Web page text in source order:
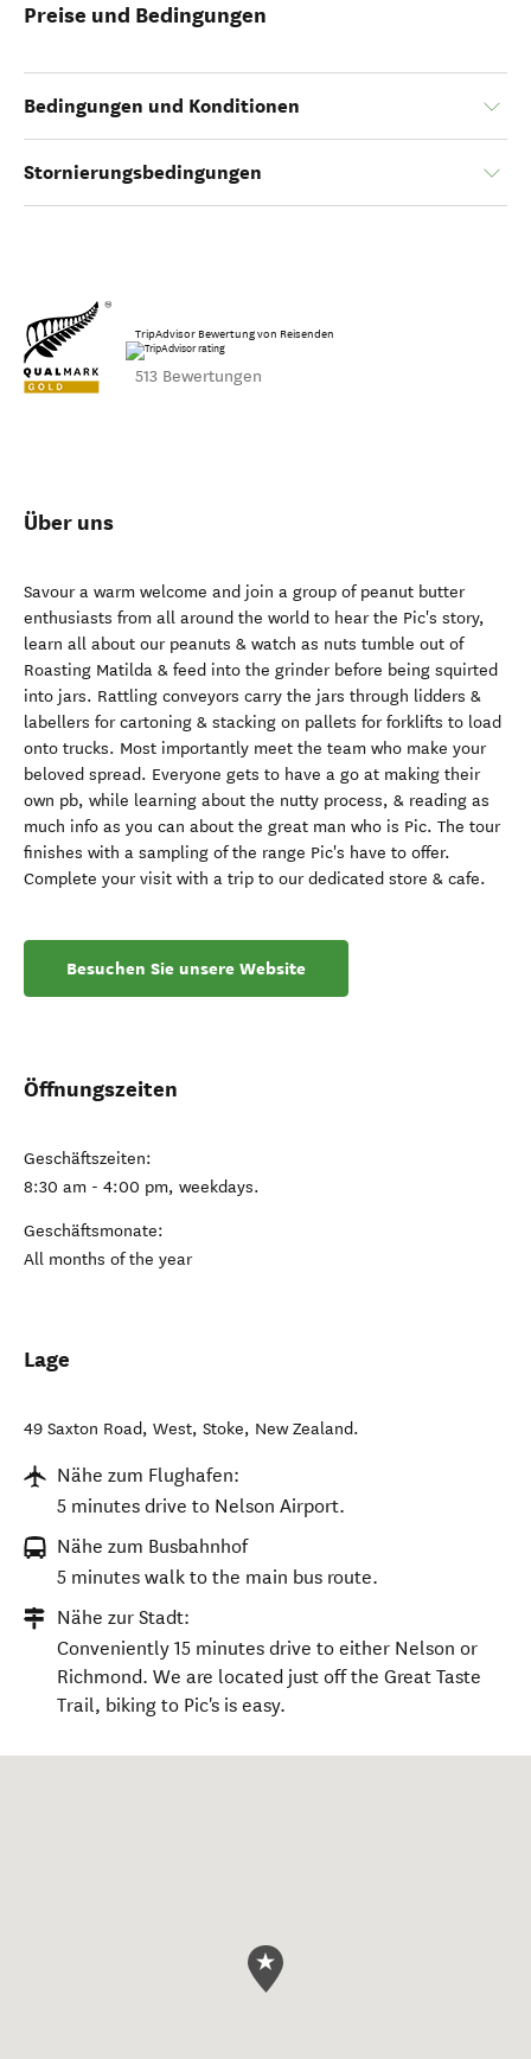
Preise und Bedingungen
Bedingungen und Konditionen
Stornierungsbedingungen
TripAdvisor Bewertung von Reisenden
513 Bewertungen
Über uns
Savour a warm welcome and join a group of peanut butter
enthusiasts from all around the world to hear the Pic's story,
learn all about our peanuts & watch as nuts tumble out of
Roasting Matilda & feed into the grinder before being squirted
into jars. Rattling conveyors carry the jars through lidders &
labellers for cartoning & stacking on pallets for forklifts to load
onto trucks. Most importantly meet the team who make your
beloved spread. Everyone gets to have a go at making their
own pb, while learning about the nutty process, & reading as
much info as you can about the great man who is Pic. The tour
finishes with a sampling of the range Pic's have to offer.
Complete your visit with a trip to our dedicated store & cafe.
Besuchen Sie unsere Website
Öffnungszeiten
Geschäftszeiten:
8:30 am - 4:00 pm, weekdays.
Geschäftsmonate:
All months of the year
Lage
49 Saxton Road, West, Stoke, New Zealand.
Nähe zum Flughafen:
5 minutes drive to Nelson Airport.
Nähe zum Busbahnhof
5 minutes walk to the main bus route.
Nähe zur Stadt:
Conveniently 15 minutes drive to either Nelson or
Richmond. We are located just off the Great Taste
Trail, biking to Pic's is easy.